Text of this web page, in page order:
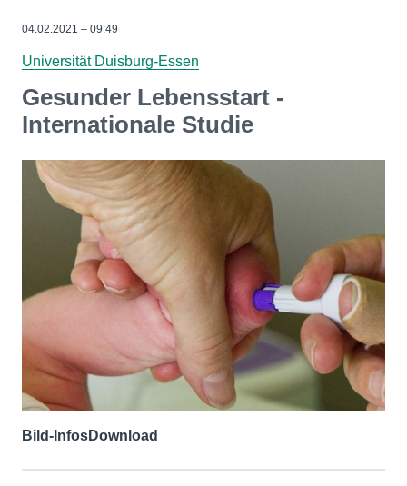
04.02.2021 – 09:49
Universität Duisburg-Essen
Gesunder Lebensstart -
Internationale Studie
Bild-InfosDownload